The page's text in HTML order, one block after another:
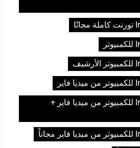
تحميل لعبة Ironsight للكمبيوتر من ميديا فاير +